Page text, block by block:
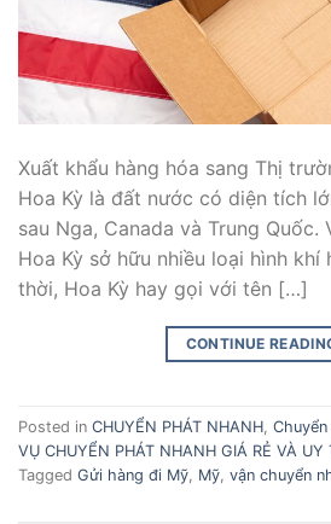
Xuất khẩu hàng hóa sang Thị
Hoa Kỳ là đất nước có diện tích
sau Nga, Canada và Trung Quốc.
Hoa Kỳ sở hữu nhiều loại hình khí
thời, Hoa Kỳ hay gọi với tên […]
CONTINUE
Posted in CHUYỂN PHÁT NHANH
VỤ CHUYỂN PHÁT NHANH GIÁ RẺ VÀ UY
Tagged Gửi hàng đi Mỹ Mỹ vận chuyển